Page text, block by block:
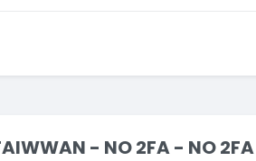
- NO 2FA - NO 2FA